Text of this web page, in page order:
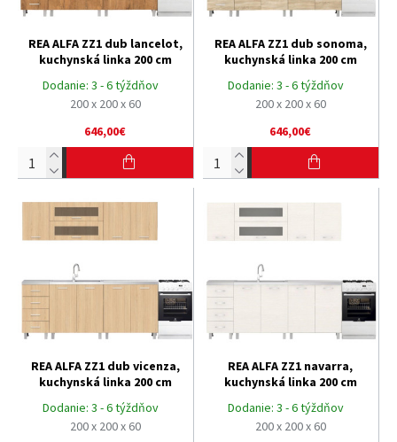
Dodanie: 3 - 6 týždňov
200 x 200 x 60
REA ALFA ZZ1 dub lancelot,
kuchynská linka 200 cm
646,00€
Dodanie: 3 - 6 týždňov
200 x 200 x 60
REA ALFA ZZ1 dub sonoma,
kuchynská linka 200 cm
646,00€
Dodanie: 3 - 6 týždňov
200 x 200 x 60
REA ALFA ZZ1 dub vicenza,
kuchynská linka 200 cm
Dodanie: 3 - 6 týždňov
200 x 200 x 60
REA ALFA ZZ1 navarra,
kuchynská linka 200 cm